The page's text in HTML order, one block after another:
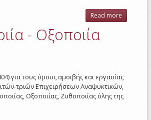
Read more
- Οξοποιία
για τους όρους αμοιβής και εργασίας
τριών Επιχειρήσεων Αναψυκτικών,
Οξοποιίας, Ζυθοποιίας όλης της